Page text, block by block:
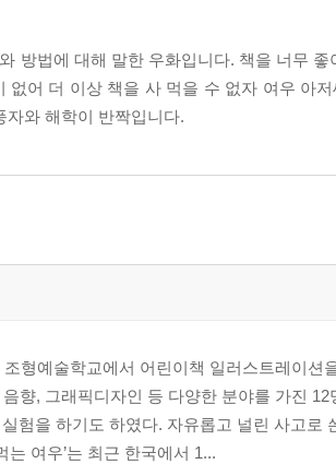
방법에 대해 말한 우화입니다. 책을 너무 좋
어 더 이상 책을 사 먹을 수 없자 여우 아
자와 해학이 반짝입니다.
형예술학교에서 어린이책 일러스트레이션
향, 그래픽디자인 등 다양한 분야를 가진 12
험을 하기도 하였다. 자유롭고 널린 사고로
여우’는 최근 한국에서 1...